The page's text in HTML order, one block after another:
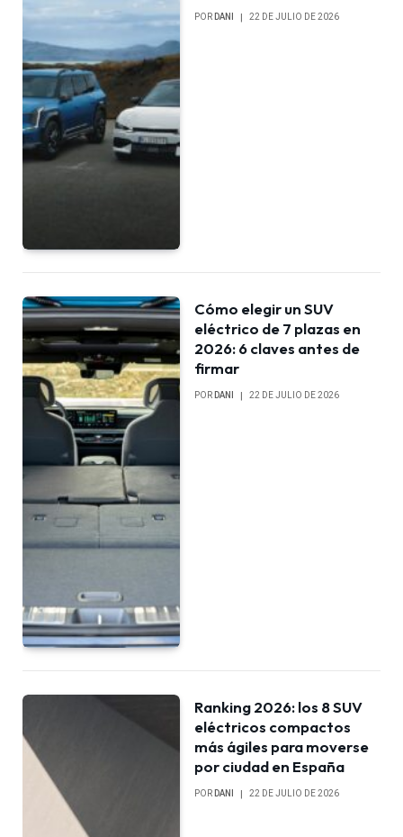
POR DANI 22 DE JULIO DE 2026
Cómo elegir un SUV
eléctrico de 7 plazas en
2026: 6 claves antes de
firmar
POR DANI 22 DE JULIO DE 2026
Ranking 2026: los 8 SUV
eléctricos compactos
más ágiles para moverse
por ciudad en España
POR DANI 22 DE JULIO DE 2026